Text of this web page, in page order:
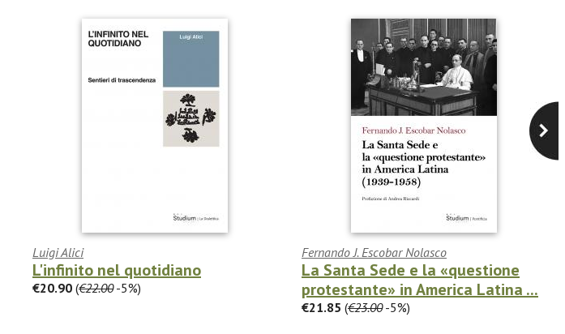
Luigi Alici
L'infinito nel quotidiano
€20.90 (€22.00-5%)
Fernando J. Escobar Nolasco
La Santa Sede e la «questione
protestante» in America Latina ...
€21.85 (€23.00-5%)